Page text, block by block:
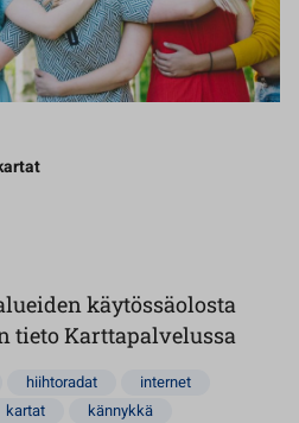
käytössäolosta
tieto Karttapalvelussa
hiihtoradat
internet
kartat
kännykkä